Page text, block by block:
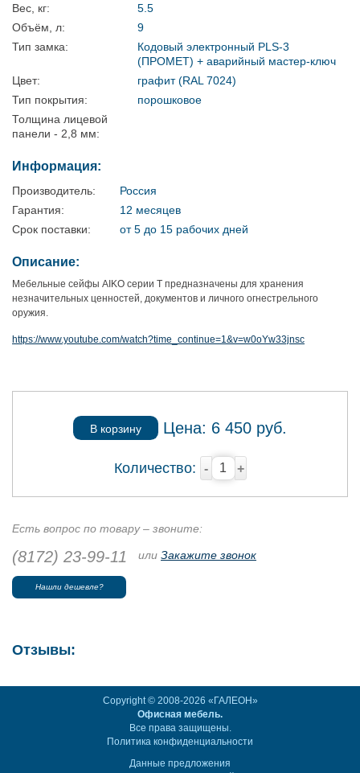
Вес, кг:
5.5
Объём, л:
9
Тип замка:
Кодовый электронный PLS-3
(ПРОМЕТ) + аварийный мастер-ключ
Цвет:
графит (RAL 7024)
Тип покрытия:
порошковое
Толщина лицевой
панели - 2,8 мм:
Информация:
Производитель:
Россия
Гарантия:
12 месяцев
Срок поставки:
от 5 до 15 рабочих дней
Описание:
Мебельные сейфы AIKO серии T предназначены для хранения
незначительных ценностей, документов и личного огнестрельного
оружия.
https://www.youtube.com/watch?time_continue=1&v=w0oYw33jnsc
В корзину Цена: 6 450 руб.
Количество: - +
Есть вопрос по товару – звоните:
(8172) 23-99-11 или Закажите звонок
Нашли дешевле?
Отзывы:
Copyright © 2008-2026 «ГАЛЕОН»
Офисная мебель.
Все права защищены.
Политика конфиденциальности
Данные предложения